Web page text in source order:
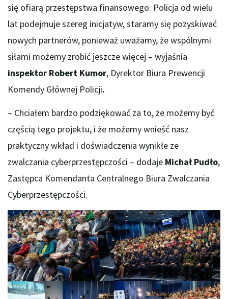
się ofiarą przestępstwa finansowego. Policja od wielu
lat podejmuje szereg inicjatyw, staramy się pozyskiwać
nowych partnerów, ponieważ uważamy, że wspólnymi
siłami możemy zrobić jeszcze więcej – wyjaśnia
inspektor Robert Kumor, Dyrektor Biura Prewencji
Komendy Głównej Policji.
– Chciałem bardzo podziękować za to, że możemy być
częścią tego projektu, i że możemy wnieść nasz
praktyczny wkład i doświadczenia wynikłe ze
zwalczania cyberprzestępczości – dodaje Michał Pudło,
Zastępca Komendanta Centralnego Biura Zwalczania
Cyberprzestępczości.